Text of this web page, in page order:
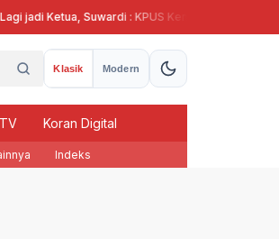
Ketua, Suwardi : KPUS Kendal Siap Terlibat Suplai
Klasik Modern
Koran Digital
Indeks